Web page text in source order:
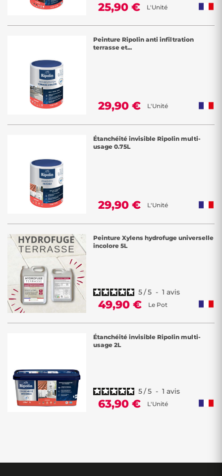
25,90 € L'Unité
Peinture Ripolin anti infiltration
terrasse et...
29,90 € L'Unité
Étanchéité invisible Ripolin multi-
usage 0.75L
29,90 € L'Unité
Peinture Xylens hydrofuge universelle
incolore 5L
5/5 - 1 avis
49,90 € Le Pot
Étanchéité invisible Ripolin multi-
usage 2L
5/5 - 1 avis
63,90 € L'Unité